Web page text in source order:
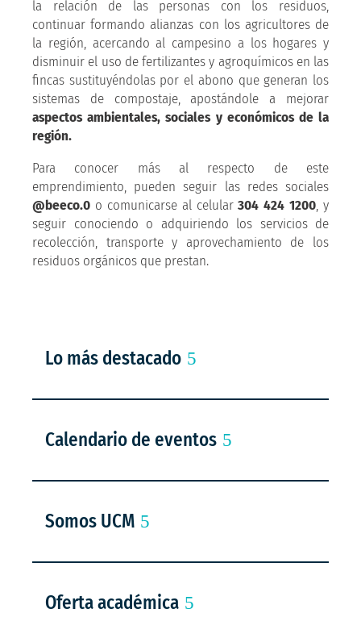
la relación de las personas con los residuos,
continuar formando alianzas con los agricultores de
la región, acercando al campesino a los hogares y
disminuir el uso de fertilizantes y agroquímicos en las
fincas sustituyéndolas por el abono que generan los
sistemas de compostaje, apostándole a mejorar
aspectos ambientales, sociales y económicos de la
región.
Para conocer más al respecto de este
emprendimiento, pueden seguir las redes sociales
@beeco.0 o comunicarse al celular304 424 1200, y
seguir conociendo o adquiriendo los servicios de
recolección, transporte y aprovechamiento de los
residuos orgánicos que prestan.
Lo más destacado
Calendario de eventos
Somos UCM
Oferta académica